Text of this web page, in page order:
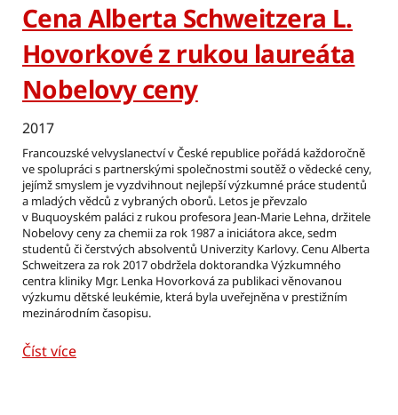
Cena Alberta Schweitzera L.
Hovorkové z rukou laureáta
Nobelovy ceny
2017
Francouzské velvyslanectví v České republice pořádá každoročně
ve spolupráci s partnerskými společnostmi soutěž o vědecké ceny,
jejímž smyslem je vyzdvihnout nejlepší výzkumné práce studentů
a mladých vědců z vybraných oborů. Letos je převzalo
v Buquoyském paláci z rukou profesora Jean-Marie Lehna, držitele
Nobelovy ceny za chemii za rok 1987 a iniciátora akce, sedm
studentů či čerstvých absolventů Univerzity Karlovy. Cenu Alberta
Schweitzera za rok 2017 obdržela doktorandka Výzkumného
centra kliniky Mgr. Lenka Hovorková za publikaci věnovanou
výzkumu dětské leukémie, která byla uveřejněna v prestižním
mezinárodním časopisu.
Číst více